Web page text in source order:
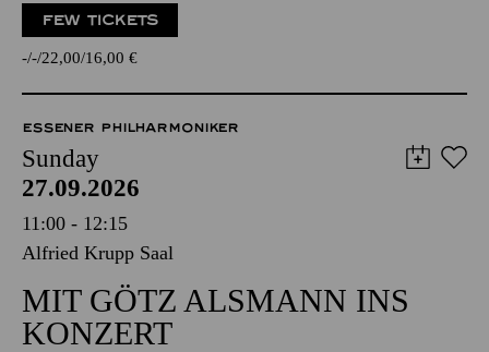
FEW TICKETS
- - 22,00 16,00 €
ESSENER PHILHARMONIKER
Sunday
27.09.2026
11:00 - 12:15
Alfried Krupp Saal
MIT GÖTZ ALSMANN INS
KONZERT